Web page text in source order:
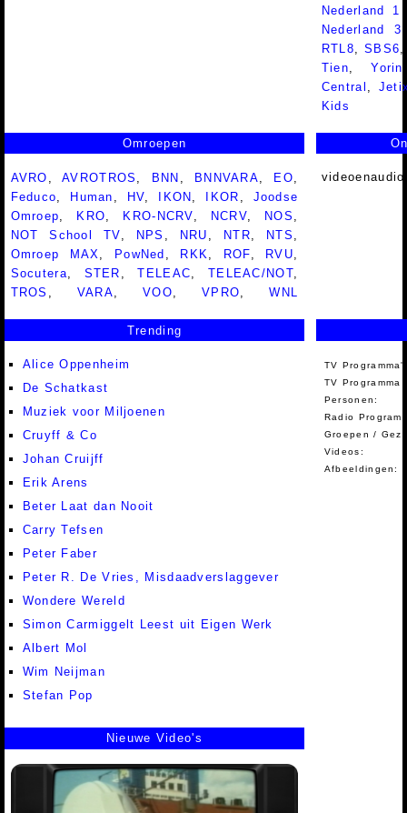
Nederland 1
Nederland
RTL8 ,SBS6
Tien ,Yorin
Central
Kids
Omroepen
AVRO ,AVROTROS , BNN , BNNVARA, EO,
Feduco, Human , HV, IKON , IKOR , Joodse
Omroep, KRO, KRO-NCRV, NCRV, NOS ,
NOT School TV, NPS , NRU , NTR, NTS ,
Omroep MAX, PowNed , RKK, ROF, RVU,
Socutera, STER ,TELEAC, TELEAC/NOT,
TROS , VARA,VOO,VPRO,WNL
Trending
Alice Oppenheim
De Schatkast
Muziek voor Miljoenen
Cruyff & Co
Johan Cruijff
Erik Arens
Beter Laat dan Nooit
Carry Tefsen
Peter Faber
Peter R. De Vries, Misdaadverslaggever
Wondere Wereld
Simon Carmiggelt Leest uit Eigen Werk
Albert Mol
Wim Neijman
Stefan Pop
TV
TV Programma
Personen:
Radio
Groepen /
Videos:
Afbeeldingen:
Nieuwe Video's